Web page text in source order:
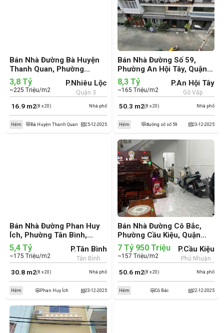
Bán Nhà Đường Bà Huyện
Thanh Quan, Phường
Nhiêu Lộc, Quận 3 (cũ)
Nhà phố
16.9 m2(8 x 20)
3,8 Tỷ
~225 Triệu/m2
P.Nhiêu Lộc
Quận 3
25-12-2025
Hẻm Bà Huyện Thanh Quan
Bán Nhà Đường Số 59,
Phường An Hội Tây, Quận
Gò Vấp (cũ)
Nhà phố
50.3 m2(8 x 20)
8,3 Tỷ
~165 Triệu/m2
P.An Hội Tây
Gò Vấp
23-12-2025
Hẻm đường số số 59
Bán Nhà Đường Phan Huy
Ích, Phường Tân Bình,
Quận Tân Bình (cũ)
Nhà phố
30.8 m2(8 x 20)
5,4 Tỷ
~175 Triệu/m2
P.Tân Bình
Tân Bình
23-12-2025
Hẻm Phan Huy Ích
Bán Nhà Đường Cô Bắc,
Phường Cầu Kiệu, Quận
Phú Nhuận (cũ)
Nhà phố
50.6 m2(8 x 20)
7 Tỷ 950 Triệu
~157 Triệu/m2
P.Cầu Kiệu
Phú Nhuận
22-12-2025
Hẻm Cô Bắc